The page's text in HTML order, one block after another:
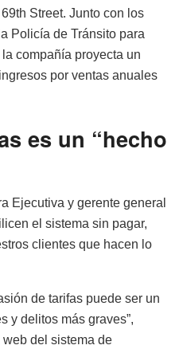
Street. Junto con los
Policía de Tránsito para
compañía proyecta un
por ventas anuales
es un “hecho
Ejecutiva y gerente general
el sistema sin pagar,
clientes que hacen lo
de tarifas puede ser un
y delitos más graves”,
del sistema de